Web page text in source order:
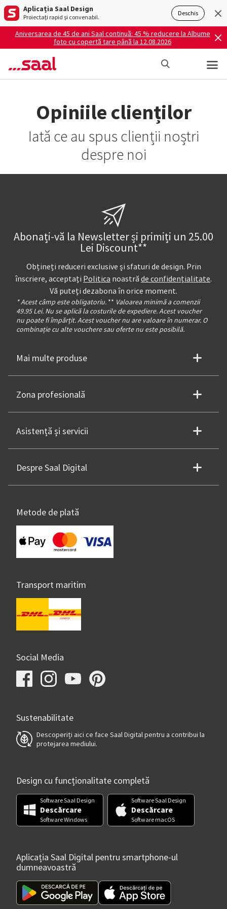
Aplicația Saal Design
Proiectați rapid și convenabil. Deschis
Aniversarea de 45 de ani Saal continuă: 45 % reducere la Albume
foto cu copertă tare până la 12.08.2026
Opiniile clienților
Iată ce au spus clienții noștri
despre noi
Abonați-vă la Newsletter și primiți un 25.00
Lei Discount**
Obțineți reduceri exclusive și sfaturi de design. Prin
înscriere, acceptați Politica noastră de confidențialitate.
Vă puteți dezabona în orice moment.
* Acest câmp este obligatoriu. ** Valoarea minimă a comenzii
49.95 Lei. Nu se aplică la costurile de expediere. Acest voucher
nu poate fi împărțit. Acest voucher nu are valoare în numerar. O
combinație cu alte vouchere sau oferte nu este posibilă.
Mai multe produse
Zona profesională
Asistență și servicii
Despre Saal Digital
Metode de plată
Transport maritim
Social Media
Sustenabilitate
Descoperiți aici ce face Saal Digital pentru a contribui la
protejarea mediului.
Design cu funcționalitate completă
Software Saal Design
Descărcare
Software Windows
Software Saal Design
Descărcare
Software macOS
Aplicația Saal Digital pentru smartphone-ul
dumneavoastră